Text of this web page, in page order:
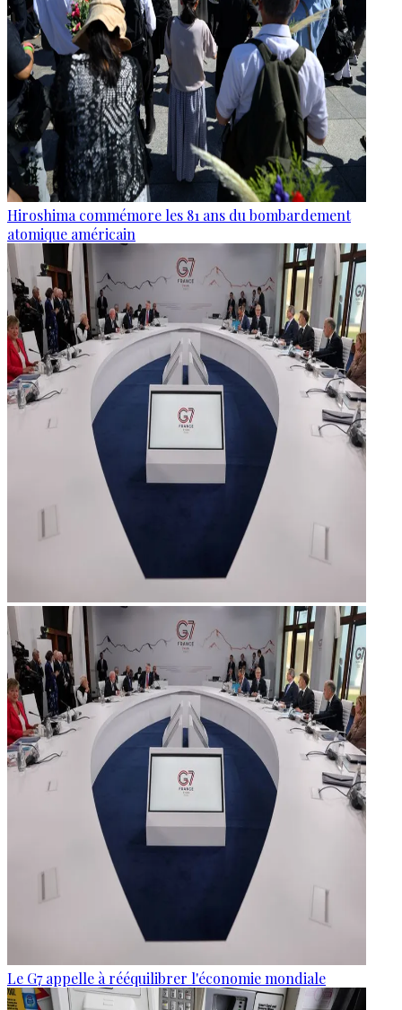
Hiroshima commémore les 81 ans du bombardement
atomique américain
Le G7 appelle à rééquilibrer l'économie mondiale